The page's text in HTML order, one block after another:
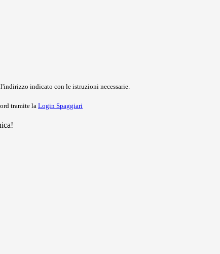
indicato con le istruzioni necessarie.
tramite la Login Spaggiari